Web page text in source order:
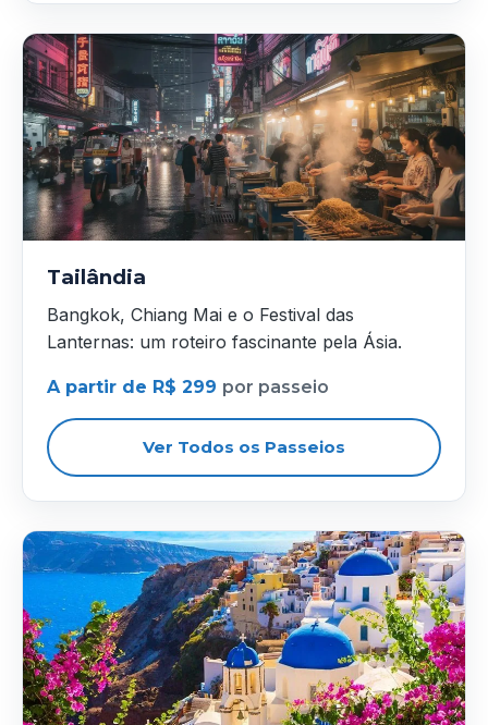
Tailândia
Bangkok, Chiang Mai e o Festival das
Lanternas: um roteiro fascinante pela Ásia.
A partir de R$ 299 por passeio
Ver Todos os Passeios